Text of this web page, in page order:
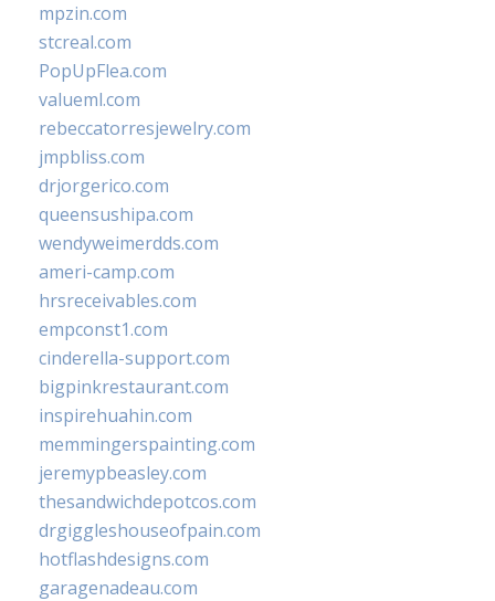
mpzin.com
stcreal.com
PopUpFlea.com
valueml.com
rebeccatorresjewelry.com
jmpbliss.com
drjorgerico.com
queensushipa.com
wendyweimerdds.com
ameri-camp.com
hrsreceivables.com
empconst1.com
cinderella-support.com
bigpinkrestaurant.com
inspirehuahin.com
memmingerspainting.com
jeremypbeasley.com
thesandwichdepotcos.com
drgiggleshouseofpain.com
hotflashdesigns.com
garagenadeau.com